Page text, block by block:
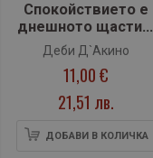
Спокойствието е
днешното щастие.
Как да го
постигнем за 5
минути
Деби Д`Акино
11,00 €
21,51 лв.
ДОБАВИ В КОЛИЧКА